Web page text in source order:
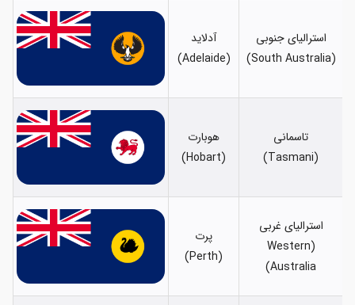
استرالیای جنوبی
(South Australia)
آدلاید
(Adelaide)
تاسمانی
(Tasmani)
هوبارت
(Hobart)
استرالیای غربی
(Western
Australia)
پرت
(Perth)